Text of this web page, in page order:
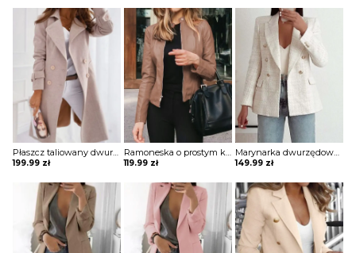
Płaszcz taliowany dwurzędowy
199.99 zł
Ramoneska o prostym kroju
119.99 zł
Marynarka dwurzędowa z ozdobnymi guzikami
149.99 zł